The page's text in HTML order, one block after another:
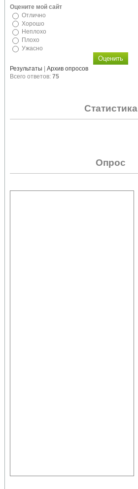
Оцените мой сайт
Отлично
Хорошо
Неплохо
Плохо
Ужасно
Результаты | Архив опросов
Всего ответов: 75
Статистика
Опрос